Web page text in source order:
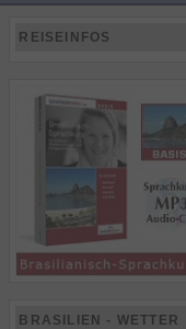
REISEINFOS
BRASILIEN - WETTER